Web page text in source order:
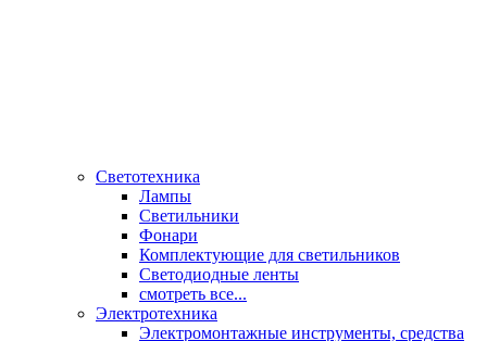
Светотехника
Лампы
Светильники
Фонари
Комплектующие для светильников
Светодиодные ленты
смотреть все...
Электротехника
Электромонтажные инструменты, средства